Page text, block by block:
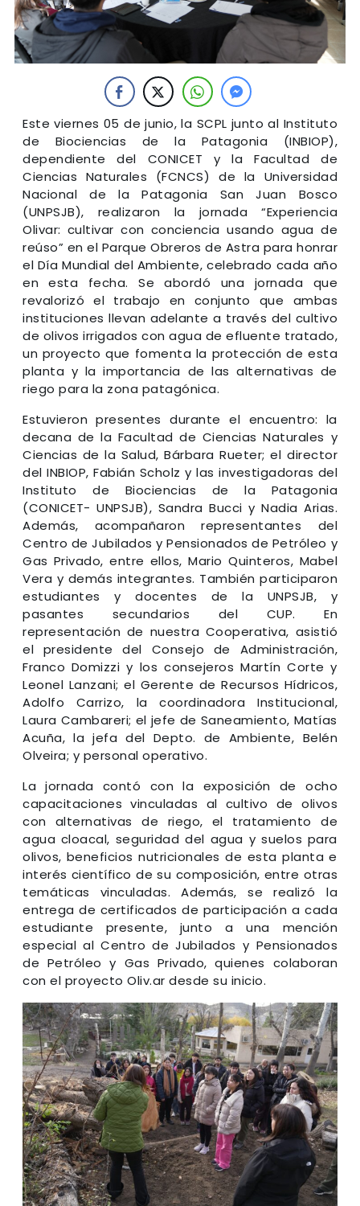
Este viernes 05 de junio, la SCPL junto al Instituto
de Biociencias de la Patagonia (INBIOP),
dependiente del CONICET y la Facultad de
Ciencias Naturales (FCNCS) de la Universidad
Nacional de la Patagonia San Juan Bosco
(UNPSJB), realizaron la jornada “Experiencia
Olivar: cultivar con conciencia usando agua de
reúso” en el Parque Obreros de Astra para honrar
el Día Mundial del Ambiente, celebrado cada año
en esta fecha. Se abordó una jornada que
revalorizó el trabajo en conjunto que ambas
instituciones llevan adelante a través del cultivo
de olivos irrigados con agua de efluente tratado,
un proyecto que fomenta la protección de esta
planta y la importancia de las alternativas de
riego para la zona patagónica.
Estuvieron presentes durante el encuentro: la
decana de la Facultad de Ciencias Naturales y
Ciencias de la Salud, Bárbara Rueter; el director
del INBIOP, Fabián Scholz y las investigadoras del
Instituto de Biociencias de la Patagonia
(CONICET- UNPSJB), Sandra Bucci y Nadia Arias.
Además, acompañaron representantes del
Centro de Jubilados y Pensionados de Petróleo y
Gas Privado, entre ellos, Mario Quinteros, Mabel
Vera y demás integrantes. También participaron
estudiantes y docentes de la UNPSJB, y
pasantes secundarios del CUP. En
representación de nuestra Cooperativa, asistió
el presidente del Consejo de Administración,
Franco Domizzi y los consejeros Martín Corte y
Leonel Lanzani; el Gerente de Recursos Hídricos,
Adolfo Carrizo, la coordinadora Institucional,
Laura Cambareri; el jefe de Saneamiento, Matías
Acuña, la jefa del Depto. de Ambiente, Belén
Olveira; y personal operativo.
La jornada contó con la exposición de ocho
capacitaciones vinculadas al cultivo de olivos
con alternativas de riego, el tratamiento de
agua cloacal, seguridad del agua y suelos para
olivos, beneficios nutricionales de esta planta e
interés científico de su composición, entre otras
temáticas vinculadas. Además, se realizó la
entrega de certificados de participación a cada
estudiante presente, junto a una mención
especial al Centro de Jubilados y Pensionados
de Petróleo y Gas Privado, quienes colaboran
con el proyecto Oliv.ar desde su inicio.